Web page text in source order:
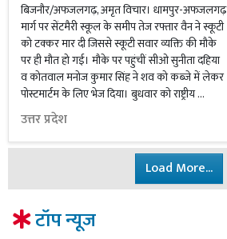
बिजनौर/अफजलगढ़, अमृत विचार। धामपुर-अफजलगढ़
मार्ग पर सेंटमैरी स्कूल के समीप तेज रफ्तार वैन ने स्कूटी
को टक्कर मार दी जिससे स्कूटी सवार व्यक्ति की मौके
पर ही मौत हो गई। मौके पर पहुंचीं सीओ सुनीता दहिया
व कोतवाल मनोज कुमार सिंह ने शव को कब्जे में लेकर
पोस्टमार्टम के लिए भेज दिया। बुधवार को राष्ट्रीय …
उत्तर प्रदेश
Load More...
टॉप न्यूज